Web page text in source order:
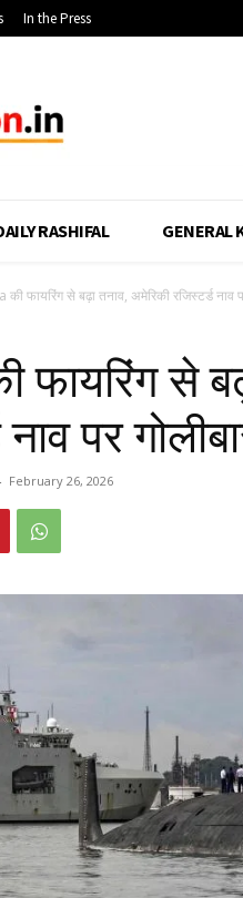
In the Press
RASHIFAL GENERAL
की फायरिंग से बढ़ा तनाव, अमेरिकी रजिस्टर्ड नाव
फायरिंग से
पर
February 26, 2026